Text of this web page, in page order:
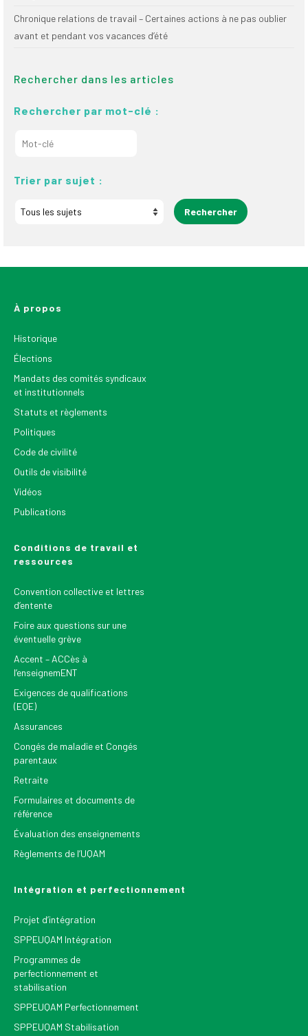
Chronique relations de travail – Certaines actions à ne pas oublier
avant et pendant vos vacances d’été
Rechercher dans les articles
Rechercher par mot-clé :
Trier par sujet :
À propos
Historique
Élections
Mandats des comités syndicaux
et institutionnels
Statuts et règlements
Politiques
Code de civilité
Outils de visibilité
Vidéos
Publications
Conditions de travail et
ressources
Convention collective et lettres
d’entente
Foire aux questions sur une
éventuelle grève
Accent – ACCès à
l’enseignemENT
Exigences de qualifications
(EQE)
Assurances
Congés de maladie et Congés
parentaux
Retraite
Formulaires et documents de
référence
Évaluation des enseignements
Règlements de l’UQAM
Intégration et perfectionnement
Projet d’intégration
SPPEUQAM Intégration
Programmes de
perfectionnement et
stabilisation
SPPEUQAM Perfectionnement
SPPEUQAM Stabilisation